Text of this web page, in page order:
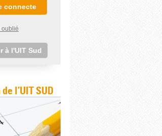
oublié
à l'UIT Sud
de l’UIT SUD